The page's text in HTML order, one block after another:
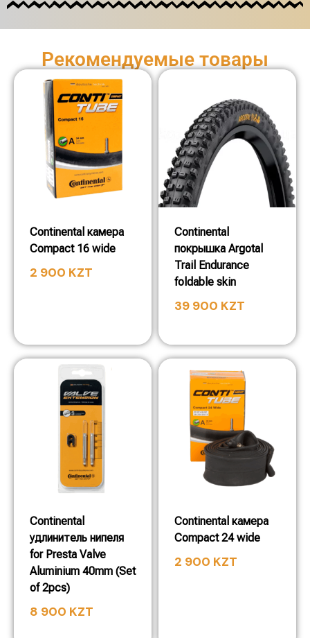
Рекомендуемые товары
Continental камера
Compact 16 wide
2 900 KZT
Continental
покрышка Argotal
Trail Endurance
foldable skin
39 900 KZT
Continental
удлинитель нипеля
for Presta Valve
Aluminium 40mm (Set
of 2pcs)
8 900 KZT
Continental камера
Compact 24 wide
2 900 KZT